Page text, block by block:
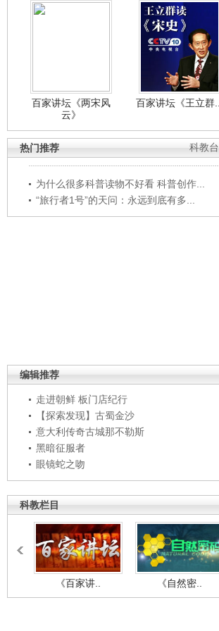
百家讲坛《两宋风
云》
百家讲坛《王立群...
科教台
热门推荐
为什么很多科普读物不好看 科普创作...
“旅行者1号”的天问：永远到底有多...
编辑推荐
走进朝鲜 板门店纪行
【探索发现】古蜀金沙
意大利传奇古城那不勒斯
黑暗征服者
眼镜蛇之吻
科教栏目
《百家讲.. 《自然密..